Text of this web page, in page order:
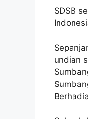
SDSB
undian